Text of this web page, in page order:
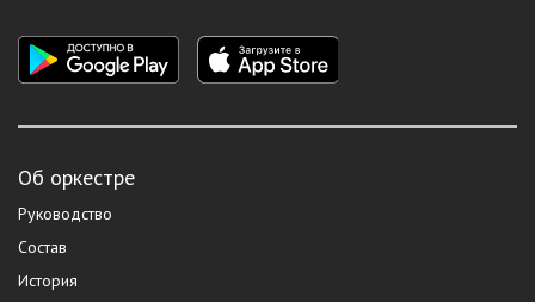
Об оркестре
Руководство
Состав
История